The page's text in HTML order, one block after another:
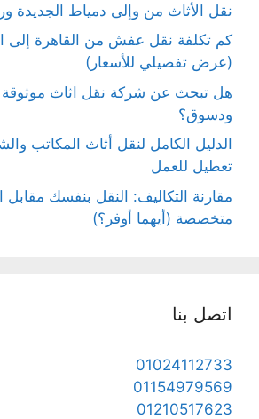
نقل الأثاث من وإلى دمياط الجديدة
كم تكلفة نقل عفش من القاهرة إلى
(عرض تفصيلي للأسعار)
هل تبحث عن شركة نقل اثاث
ودسوق؟
الدليل الكامل لنقل أثاث المكاتب
تعطيل للعمل
مقارنة التكاليف: النقل بنفسك مقابل
متخصصة (أيهما أوفر؟)
اتصل بنا
01024112733
01154979569
01210517623